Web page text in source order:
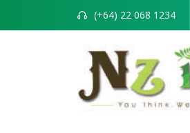
(+64) 22 068 1234